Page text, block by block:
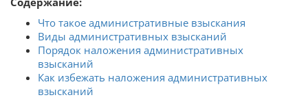
Что такое административные взыскания
Виды административных взысканий
Порядок наложения административных
взысканий
Как избежать наложения административных
взысканий